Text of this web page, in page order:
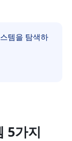
템을 탐색하
5가지